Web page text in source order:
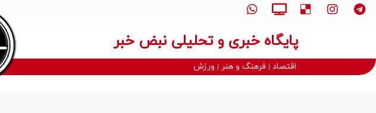
پایگاه خبری و تحلیلی نبض خبر
اقتصاد فرهنگ و هنر ورزش